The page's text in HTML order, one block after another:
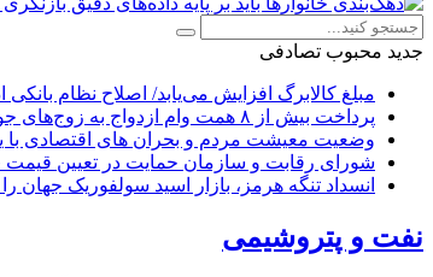
جدید محبوب تصادفی
مبلغ کالابرگ افزایش می‌یابد/ اصلاح نظام
پرداخت بیش از ۸ همت وام ازدواج به زوج‌های جوان توسط بانک ملی ایران
وضعیت معیشت مردم و بحران های اقتصادی با
شورای رقابت و سازمان حمایت در تعیین قیمت
انسداد تنگه هرمز، بازار اسید سولفوریک جهان
نفت و پتروشیمی